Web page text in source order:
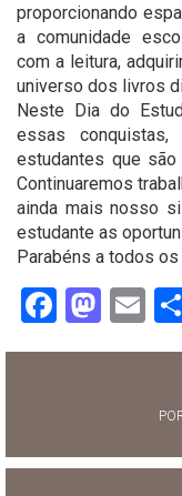
proporcionando
a comunidade
com a leitura,
universo dos livros
Neste Dia do
essas
estudantes que
Continuaremos
ainda mais nosso
estudante as
Parabéns a todos